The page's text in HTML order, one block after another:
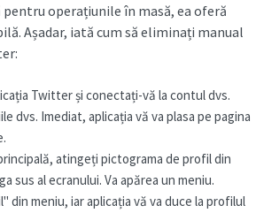
operațiunile în masă, ea oferă
Așadar, iată cum să eliminați manual
Twitter și conectați-vă la contul dvs.
dvs. Imediat, aplicația vă va plasa pe pagina
atingeți pictograma de profil din
sus al ecranului. Va apărea un meniu.
din meniu, iar aplicația vă va duce la profilul